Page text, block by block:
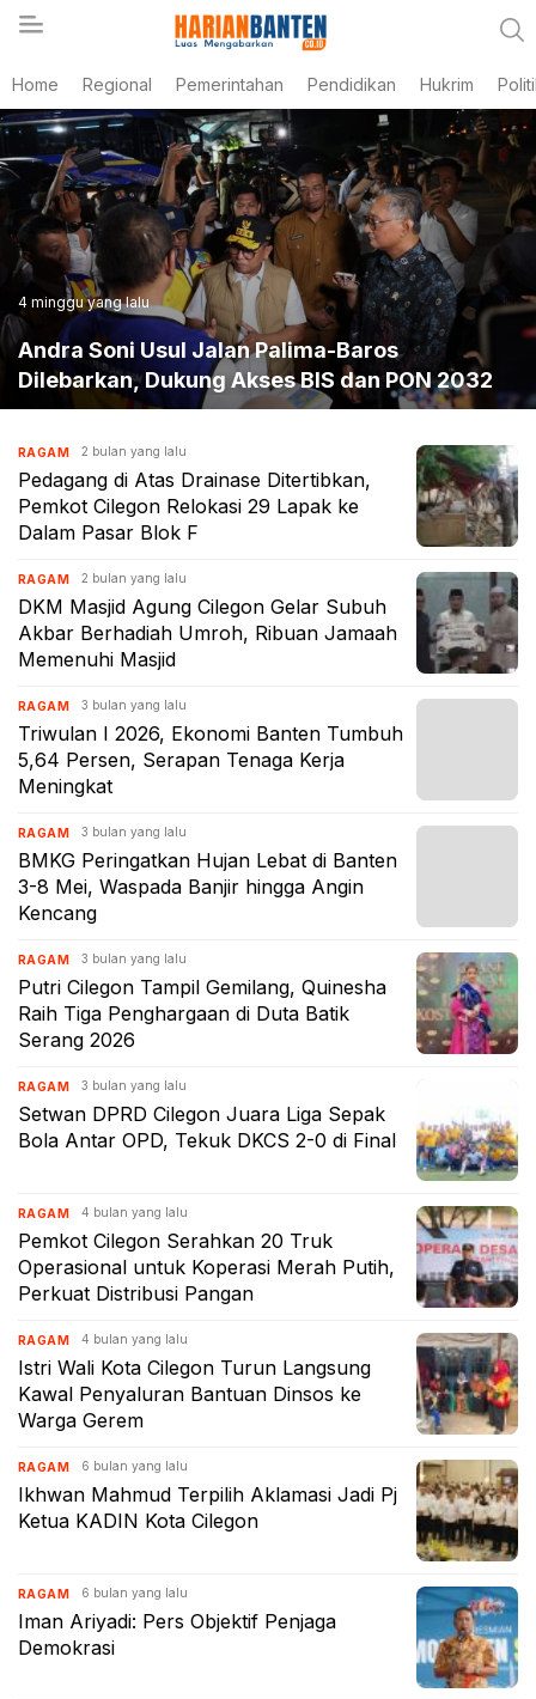
Berita Banten dan Informasi Banten Terbaru Hari
Ini
Home Regional Pemerintahan Pendidikan Hukrim
4 minggu yang lalu
Andra Soni Usul Jalan Palima-Baros
Dilebarkan, Dukung Akses BIS dan PON 2032
RAGAM 2 bulan yang lalu
Pedagang di Atas Drainase Ditertibkan,
Pemkot Cilegon Relokasi 29 Lapak ke
Dalam Pasar Blok F
RAGAM 2 bulan yang lalu
DKM Masjid Agung Cilegon Gelar Subuh
Akbar Berhadiah Umroh, Ribuan Jamaah
Memenuhi Masjid
RAGAM 3 bulan yang lalu
Triwulan I 2026, Ekonomi Banten Tumbuh
5,64 Persen, Serapan Tenaga Kerja
Meningkat
RAGAM 3 bulan yang lalu
BMKG Peringatkan Hujan Lebat di Banten
3-8 Mei, Waspada Banjir hingga Angin
Kencang
RAGAM 3 bulan yang lalu
Putri Cilegon Tampil Gemilang, Quinesha
Raih Tiga Penghargaan di Duta Batik
Serang 2026
RAGAM 3 bulan yang lalu
Setwan DPRD Cilegon Juara Liga Sepak
Bola Antar OPD, Tekuk DKCS 2-0 di Final
RAGAM 4 bulan yang lalu
Pemkot Cilegon Serahkan 20 Truk
Operasional untuk Koperasi Merah Putih,
Perkuat Distribusi Pangan
RAGAM 4 bulan yang lalu
Istri Wali Kota Cilegon Turun Langsung
Kawal Penyaluran Bantuan Dinsos ke
Warga Gerem
RAGAM 6 bulan yang lalu
Ikhwan Mahmud Terpilih Aklamasi Jadi Pj
Ketua KADIN Kota Cilegon
RAGAM 6 bulan yang lalu
Iman Ariyadi: Pers Objektif Penjaga
Demokrasi